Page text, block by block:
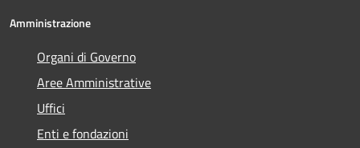
Amministrazione
Organi di Governo
Aree Amministrative
Uffici
Enti e fondazioni